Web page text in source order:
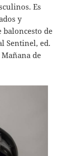
Es
y
baloncesto de
Sentinel, ed.
de